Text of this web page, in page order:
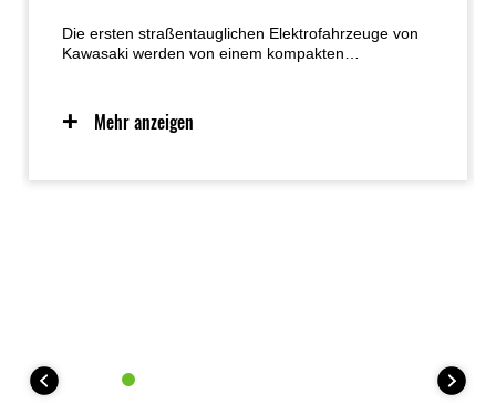
Die ersten straßentauglichen Elektrofahrzeuge von
Kawasaki werden von einem kompakten
Ansprechverhalten im unteren Drehzahlbereich
bietet. Vom Fahrer wählbare Leistungsstufen tragen
Mehr anzeigen